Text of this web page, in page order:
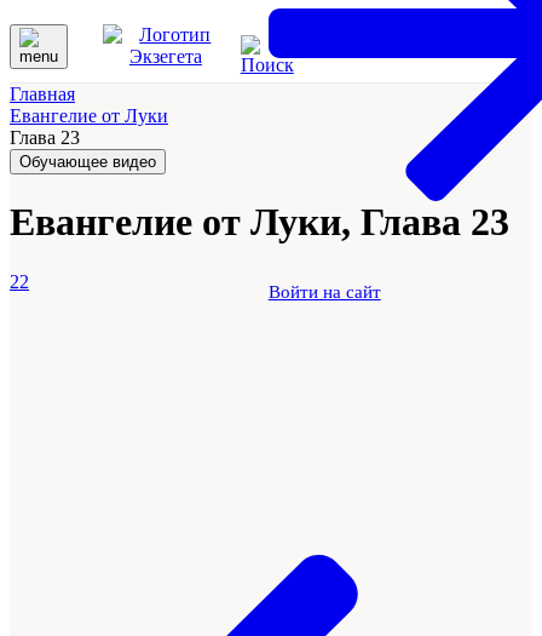
Войти на сайт
Главная
Евангелие от Луки
Глава 23
Обучающее видео
Евангелие от Луки, Глава 23
22